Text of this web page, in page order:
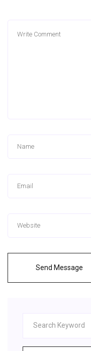
Send Message